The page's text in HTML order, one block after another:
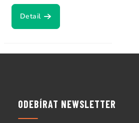
Detail
ODEBÍRAT NEWSLETTER